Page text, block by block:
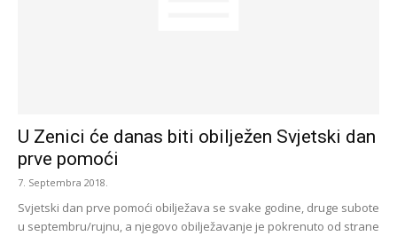
U Zenici će danas biti obilježen Svjetski dan
prve pomoći
7. Septembra 2018.
Svjetski dan prve pomoći obilježava se svake godine, druge subote
u septembru/rujnu, a njegovo obilježavanje je pokrenuto od strane